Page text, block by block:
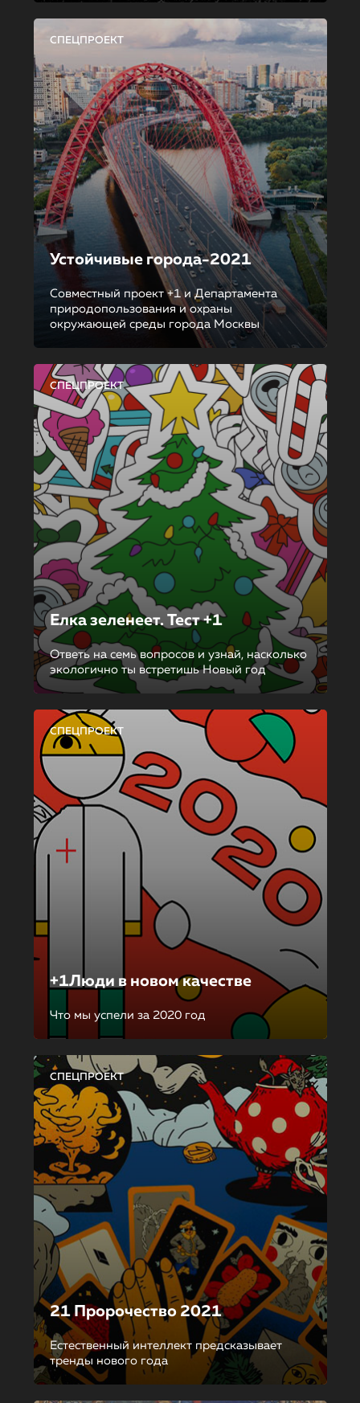
СПЕЦПРОЕКТ
Устойчивые города-2021
Совместный проект +1 и Департамента
природопользования и охраны
окружающей среды города Москвы
СПЕЦПРОЕКТ
Елка зеленеет. Тест +1
Ответь на семь вопросов и узнай, насколько
экологично ты встретишь Новый год
СПЕЦПРОЕКТ
+1Люди в новом качестве
Что мы успели за 2020 год
СПЕЦПРОЕКТ
21 Пророчество 2021
Естественный интеллект предсказывает
тренды нового года